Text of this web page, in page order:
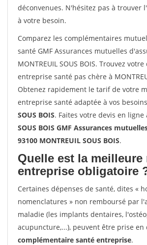
déconvenues. N'hésitez pas à trouver
à votre besoin.
Comparez les complémentaires
santé GMF Assurances mutuelles
MONTREUIL SOUS BOIS. Trouvez
entreprise santé pas chère à
Obtenez rapidement le tarif de votre
entreprise santé adaptée à vos
SOUS BOIS. Faites votre devis en ligne
SOUS BOIS GMF Assurances
93100 MONTREUIL SOUS BOIS.
Quelle est la meilleure
entreprise obligatoire
Certaines dépenses de santé, dites «
nomenclatures » non remboursé par
maladie (les implants dentaires,
acupuncture,...), peuvent être prise en
complémentaire santé entreprise.